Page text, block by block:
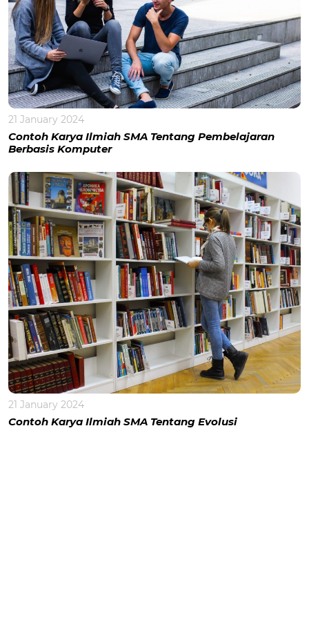
21 January 2024
Contoh Karya Ilmiah SMA Tentang Pembelajaran
Berbasis Komputer
21 January 2024
Contoh Karya Ilmiah SMA Tentang Evolusi